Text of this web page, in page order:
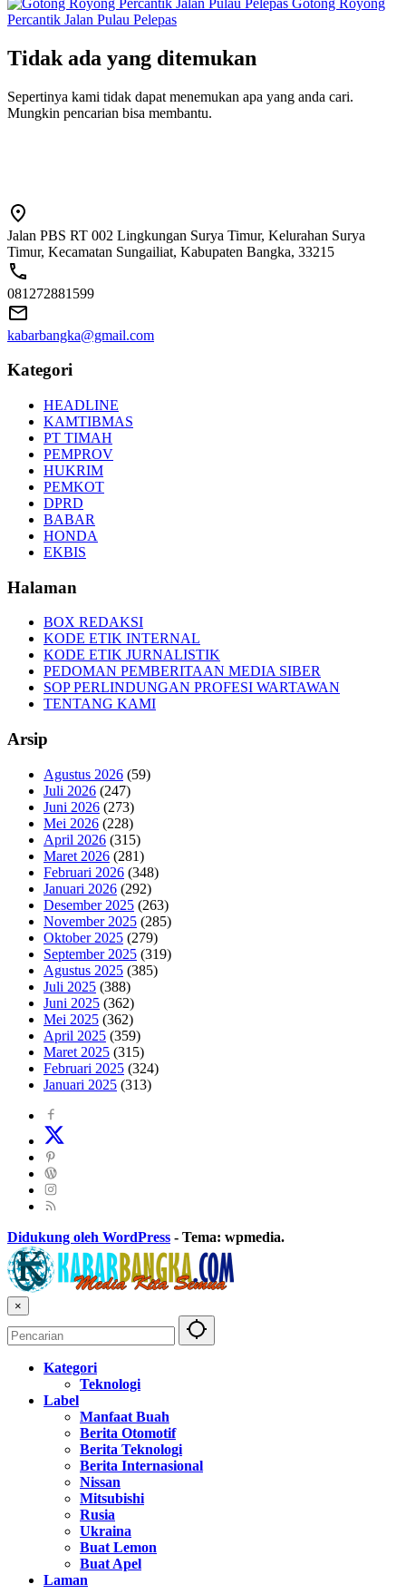
Gotong Royong
Percantik Jalan Pulau Pelepas
Tidak ada yang ditemukan
Sepertinya kami tidak dapat menemukan apa yang anda cari.
Mungkin pencarian bisa membantu.
Jalan PBS RT 002 Lingkungan Surya Timur, Kelurahan Surya
Timur, Kecamatan Sungailiat, Kabupaten Bangka, 33215
081272881599
kabarbangka@gmail.com
Kategori
HEADLINE
KAMTIBMAS
PT TIMAH
PEMPROV
HUKRIM
PEMKOT
DPRD
BABAR
HONDA
EKBIS
Halaman
BOX REDAKSI
KODE ETIK INTERNAL
KODE ETIK JURNALISTIK
PEDOMAN PEMBERITAAN MEDIA SIBER
SOP PERLINDUNGAN PROFESI WARTAWAN
TENTANG KAMI
Arsip
Agustus 2026 (59)
Juli 2026 (247)
Juni 2026 (273)
Mei 2026 (228)
April 2026 (315)
Maret 2026 (281)
Februari 2026 (348)
Januari 2026 (292)
Desember 2025 (263)
November 2025 (285)
Oktober 2025 (279)
September 2025 (319)
Agustus 2025 (385)
Juli 2025 (388)
Juni 2025 (362)
Mei 2025 (362)
April 2025 (359)
Maret 2025 (315)
Februari 2025 (324)
Januari 2025 (313)
Didukung oleh WordPress - Tema: wpmedia.
×
Kategori
Teknologi
Label
Manfaat Buah
Berita Otomotif
Berita Teknologi
Berita Internasional
Nissan
Mitsubishi
Rusia
Ukraina
Buat Lemon
Buat Apel
Laman